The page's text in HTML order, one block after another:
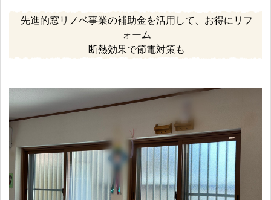
先進的窓リノベ事業の補助金を活用して、お得にリフ
ォーム
断熱効果で節電対策も